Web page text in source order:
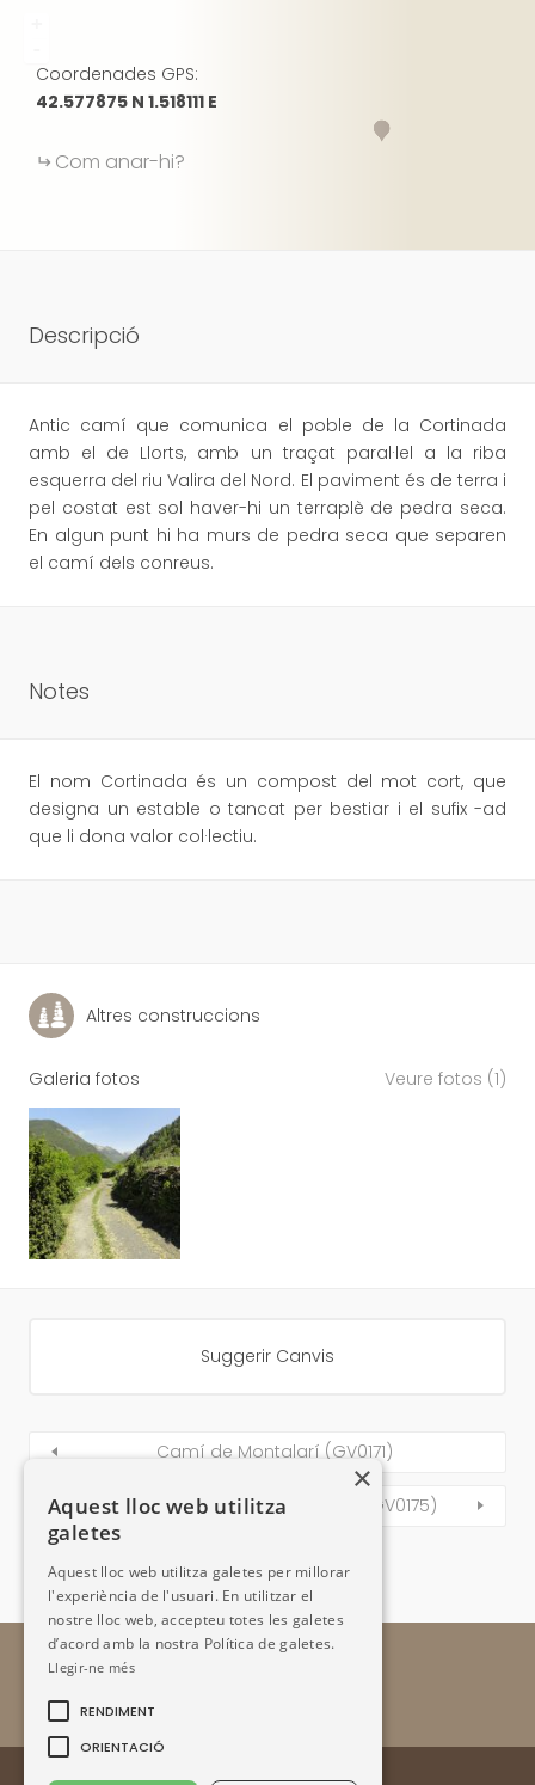
Coordenades GPS:
42.577875 N 1.518111 E
Com anar-hi?
Descripció
Antic camí que comunica el poble de la Cortinada
amb el de Llorts, amb un traçat paral·lel a la riba
esquerra del riu Valira del Nord. El paviment és de terra i
pel costat est sol haver-hi un terraplè de pedra seca.
En algun punt hi ha murs de pedra seca que separen
el camí dels conreus.
Notes
El nom Cortinada és un compost del mot cort, que
designa un estable o tancat per bestiar i el sufix -ad
que li dona valor col·lectiu.
Altres construccions
Galeria fotos Veure fotos (1)
Suggerir Canvis
Camí de Montalarí (GV0171)
Camí de les Sobiranes al Puntal (GV0175)
×
Aquest lloc web utilitza
galetes
Aquest lloc web utilitza galetes per millorar
l'experiència de l'usuari. En utilitzar el
nostre lloc web, accepteu totes les galetes
d’acord amb la nostra Política de galetes.
Llegir-ne més
RENDIMENT
ORIENTACIÓ